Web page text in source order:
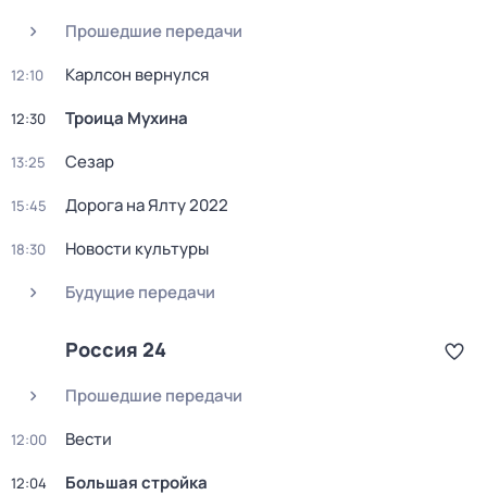
Прошедшие передачи
12:10 Карлсон вернулся
12:30 Троица Мухина
13:25 Сезар
15:45 Дорога на Ялту 2022
18:30
Новости культуры
Будущие передачи
Россия 24
Прошедшие передачи
12:00 Вести
12:04 Большая стройка